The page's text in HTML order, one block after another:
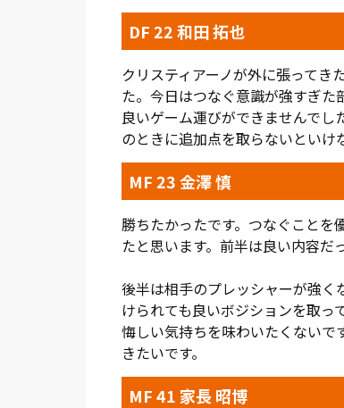
DF 22 和田 拓也
クリスティアーノが外に張ってき
た。今日はつなぐ意識が強すぎた
良いゲーム運びができませんで
のときに追加点を取らないといけ
MF 23 金澤 慎
勝ちたかったです。つなぐことを
たと思います。前半は良い内容だ
後半は相手のプレッシャーが強
けられても良いボジションを取
悔しい気持ちを味わいたくない
きたいです。
MF 41 家長 昭博